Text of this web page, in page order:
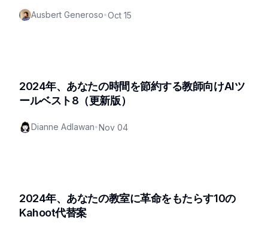
Ausbert Generoso•Oct 15
2024年、あなたの時間を節約する教師向けAIツ
ールベスト8（更新版）
Dianne Adlawan•Nov 04
2024年、あなたの教室に革命をもたらす10の
Kahoot代替案